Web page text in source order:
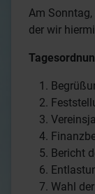
Am
der wir
Bericht
Wahl